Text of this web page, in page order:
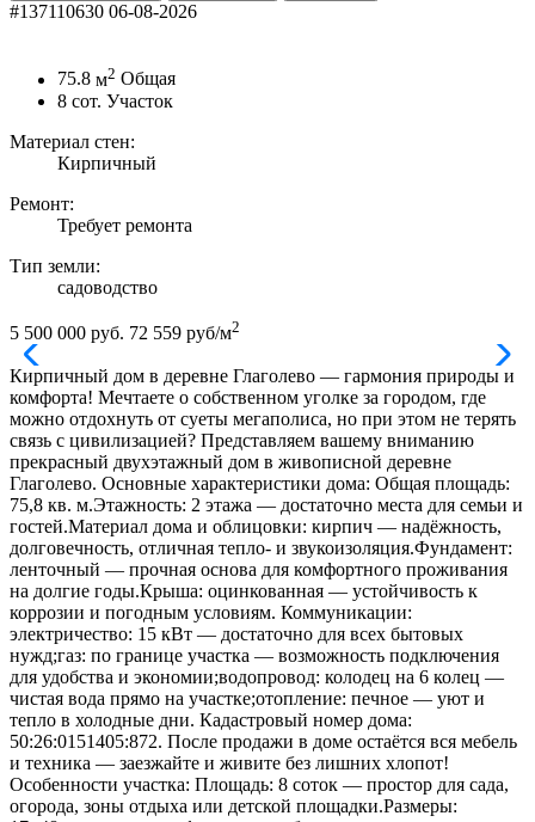
#137110630 06-08-2026
75.8 м2 Общая
8 сот. Участок
Материал стен:
Кирпичный
Ремонт:
Требует ремонта
Тип земли:
садоводство
5 500 000 руб. 72 559 руб/м2
Кирпичный дом в деревне Глаголево — гармония природы и
комфорта! Мечтаете о собственном уголке за городом, где
можно отдохнуть от суеты мегаполиса, но при этом не терять
связь с цивилизацией? Представляем вашему вниманию
прекрасный двухэтажный дом в живописной деревне
Глаголево. Основные характеристики дома: Общая площадь:
75,8 кв. м.Этажность: 2 этажа — достаточно места для семьи и
гостей.Материал дома и облицовки: кирпич — надёжность,
долговечность, отличная тепло- и звукоизоляция.Фундамент:
ленточный — прочная основа для комфортного проживания
на долгие годы.Крыша: оцинкованная — устойчивость к
коррозии и погодным условиям. Коммуникации:
электричество: 15 кВт — достаточно для всех бытовых
нужд;газ: по границе участка — возможность подключения
для удобства и экономии;водопровод: колодец на 6 колец —
чистая вода прямо на участке;отопление: печное — уют и
тепло в холодные дни. Кадастровый номер дома:
50:26:0151405:872. После продажи в доме остаётся вся мебель
и техника — заезжайте и живите без лишних хлопот!
Особенности участка: Площадь: 8 соток — простор для сада,
огорода, зоны отдыха или детской площадки.Размеры: